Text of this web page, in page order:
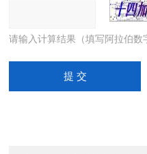
请输入计算结果（填写阿拉伯数